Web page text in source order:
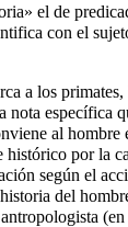
el de
con el
a los
nota específica
al hombre
histórico por la
según el
del